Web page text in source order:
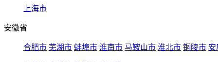
上海市
安徽省
合肥市 芜湖市 蚌埠市 淮南市 马鞍山市 淮北市 铜陵市 安